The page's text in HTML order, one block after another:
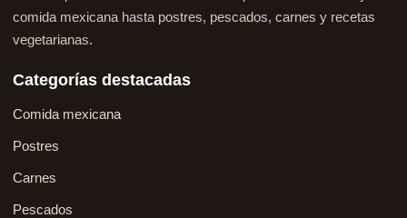
comida mexicana hasta postres, pescados, carnes y recetas
vegetarianas.
Categorías destacadas
Comida mexicana
Postres
Carnes
Pescados